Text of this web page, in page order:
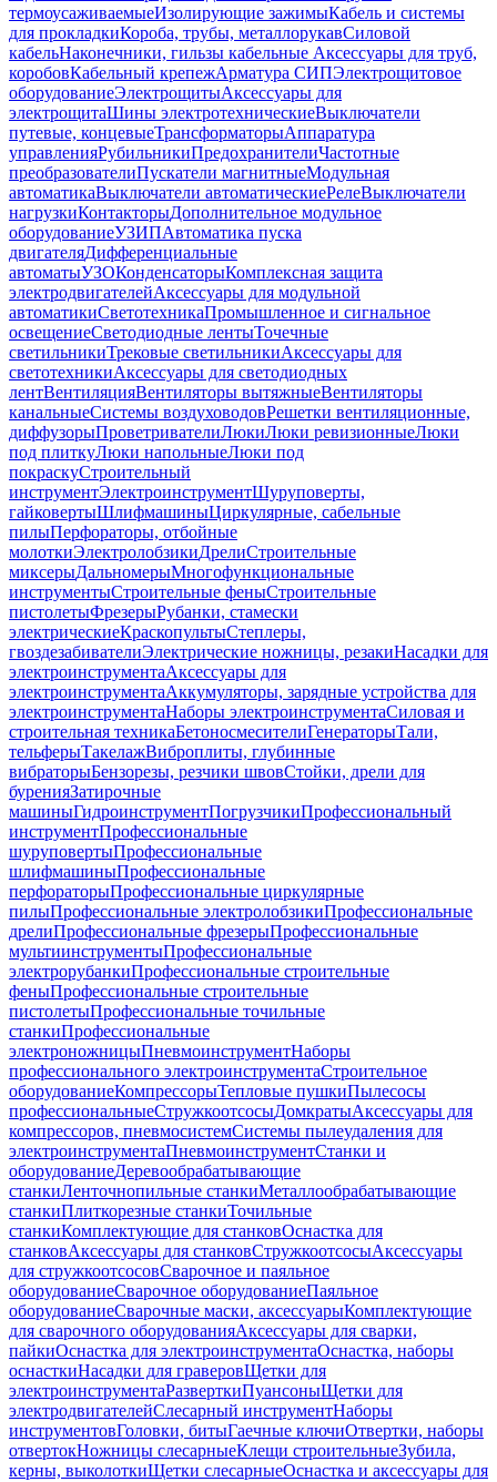
термоусаживаемыеИзолирующие зажимыКабель и системы
для прокладкиКороба, трубы, металлорукавСиловой
кабельНаконечники, гильзы кабельные Аксессуары для труб,
коробовКабельный крепежАрматура СИПЭлектрощитовое
оборудованиеЭлектрощитыАксессуары для
электрощитаШины электротехническиеВыключатели
путевые, концевыеТрансформаторыАппаратура
управленияРубильникиПредохранителиЧастотные
преобразователиПускатели магнитныеМодульная
автоматикаВыключатели автоматическиеРелеВыключатели
нагрузкиКонтакторыДополнительное модульное
оборудованиеУЗИПАвтоматика пуска
двигателяДифференциальные
автоматыУЗОКонденсаторыКомплексная защита
электродвигателейАксессуары для модульной
автоматикиСветотехникаПромышленное и сигнальное
освещениеСветодиодные лентыТочечные
светильникиТрековые светильникиАксессуары для
светотехникиАксессуары для светодиодных
лентВентиляцияВентиляторы вытяжныеВентиляторы
канальныеСистемы воздуховодовРешетки вентиляционные,
диффузорыПроветривателиЛюкиЛюки ревизионныеЛюки
под плиткуЛюки напольныеЛюки под
покраскуСтроительный
инструментЭлектроинструментШуруповерты,
гайковертыШлифмашиныЦиркулярные, сабельные
пилыПерфораторы, отбойные
молоткиЭлектролобзикиДрелиСтроительные
миксерыДальномерыМногофункциональные
инструментыСтроительные феныСтроительные
пистолетыФрезерыРубанки, стамески
электрическиеКраскопультыСтеплеры,
гвоздезабивателиЭлектрические ножницы, резакиНасадки для
электроинструментаАксессуары для
электроинструментаАккумуляторы, зарядные устройства для
электроинструментаНаборы электроинструментаСиловая и
строительная техникаБетоносмесителиГенераторыТали,
тельферыТакелажВиброплиты, глубинные
вибраторыБензорезы, резчики швовСтойки, дрели для
буренияЗатирочные
машиныГидроинструментПогрузчикиПрофессиональный
инструментПрофессиональные
шуруповертыПрофессиональные
шлифмашиныПрофессиональные
перфораторыПрофессиональные циркулярные
пилыПрофессиональные электролобзикиПрофессиональные
дрелиПрофессиональные фрезерыПрофессиональные
мультиинструментыПрофессиональные
электрорубанкиПрофессиональные строительные
феныПрофессиональные строительные
пистолетыПрофессиональные точильные
станкиПрофессиональные
электроножницыПневмоинструментНаборы
профессионального электроинструментаСтроительное
оборудованиеКомпрессорыТепловые пушкиПылесосы
профессиональныеСтружкоотсосыДомкратыАксессуары для
компрессоров, пневмосистемСистемы пылеудаления для
электроинструментаПневмоинструментСтанки и
оборудованиеДеревообрабатывающие
станкиЛенточнопильные станкиМеталлообрабатывающие
станкиПлиткорезные станкиТочильные
станкиКомплектующие для станковОснастка для
станковАксессуары для станковСтружкоотсосыАксессуары
для стружкоотсосовСварочное и паяльное
оборудованиеСварочное оборудованиеПаяльное
оборудованиеСварочные маски, аксессуарыКомплектующие
для сварочного оборудованияАксессуары для сварки,
пайкиОснастка для электроинструментаОснастка, наборы
оснасткиНасадки для граверовЩетки для
электроинструментаРазверткиПуансоныЩетки для
электродвигателейСлесарный инструментНаборы
инструментовГоловки, битыГаечные ключиОтвертки, наборы
отвертокНожницы слесарныеКлещи строительныеЗубила,
керны, выколоткиЩетки слесарныеОснастка и аксессуары для